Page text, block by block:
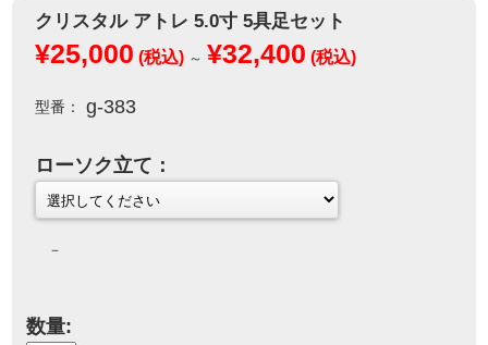
クリスタル アトレ 5.0寸 5具足セット
¥25,000 (税込) ～ ¥32,400 (税込)
型番： g-383
ローソク立て：
－
数量: